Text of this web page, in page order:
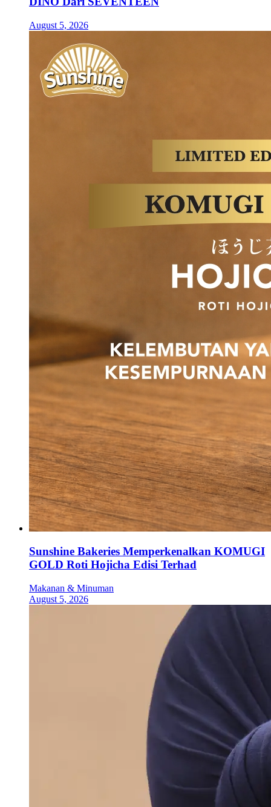
August 5, 2026
Sunshine Bakeries Memperkenalkan KOMUGI
GOLD Roti Hojicha Edisi Terhad
Makanan & Minuman
August 5, 2026